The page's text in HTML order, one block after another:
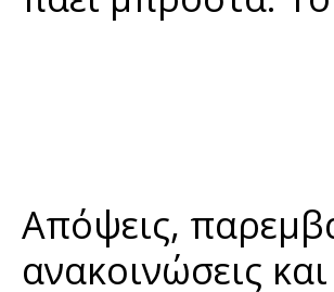
Απόψεις,
ανακοινώσεις